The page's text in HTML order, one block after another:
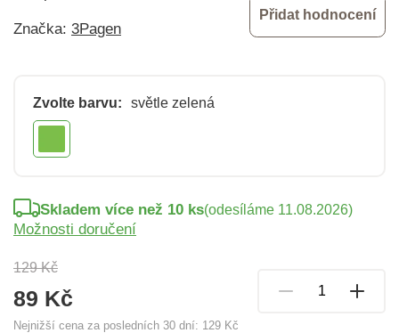
Značka: 3Pagen
Přidat hodnocení
Zvolte barvu: světle zelená
129 Kč
89 Kč
Nejnižší cena za posledních 30 dní: 129 Kč
Skladem více než 10 ks(odesíláme 11.08.2026)
Možnosti doručení